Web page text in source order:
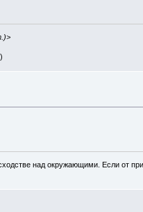
над окружающими. Если от